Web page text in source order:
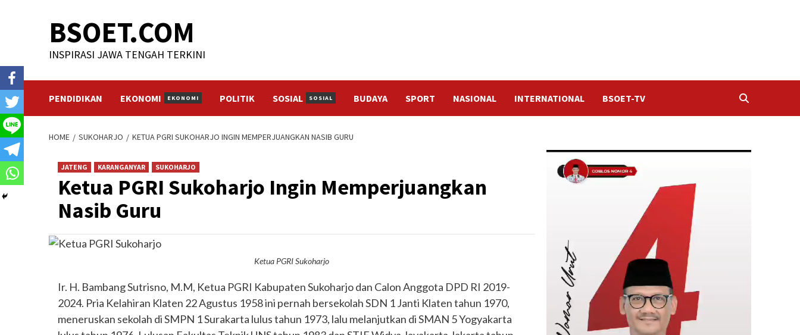
BSOET.COM
INSPIRASI JAWA TENGAH TERKINI
PENDIDIKAN EKONOMI EKONOMI POLITIK SOSIAL SOSIAL BUDAYA SPORT NASIONAL INTERNATIONAL BSOET-TV
HOME SUKOHARJO KETUA PGRI SUKOHARJO INGIN MEMPERJUANGKAN NASIB GURU
JATENG KARANGANYAR SUKOHARJO
Ketua PGRI Sukoharjo Ingin Memperjuangkan
Nasib Guru
Ketua PGRI Sukoharjo
Ir. H. Bambang Sutrisno, M.M, Ketua PGRI Kabupaten Sukoharjo dan Calon Anggota DPD RI 2019-
2024. Pria Kelahiran Klaten 22 Agustus 1958 ini pernah bersekolah SDN 1 Janti Klaten tahun 1970,
meneruskan sekolah di SMPN 1 Surakarta lulus tahun 1973, lalu melanjutkan di SMAN 5 Yogyakarta